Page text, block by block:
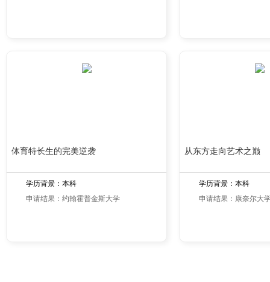
体育特长生的完美逆袭
学历背景：本科
申请结果：约翰霍普金斯大学
从东方走向艺术之巅
学历背景：本科
申请结果：康奈尔大